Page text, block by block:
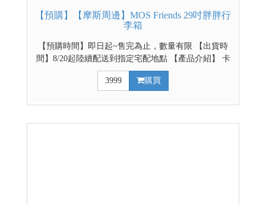
【預購】【摩斯周邊】MOS Friends 29吋胖胖行
李箱
【預購時間】即日起~售完為止，數量有限 【出貨時
間】8/20起陸續配送到指定宅配地點 【產品介紹】 卡
若特聯名款，採上掀式設計，1:9的上蓋與箱體，將箱
內收納 空間極大化，單邊開蓋不占空間，可輕鬆快速
李箱即贈防塵套、透明保護套及MOS Friends行李束帶
3999 購買